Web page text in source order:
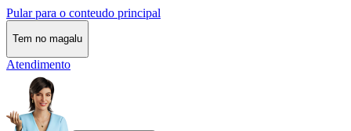
Pular para o conteudo principal
Tem no magalu
Atendimento